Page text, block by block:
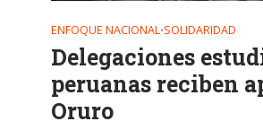
ENFOQUE NACIONAL•SOLIDARIDAD
Delegaciones
peruanas reciben
Oruro